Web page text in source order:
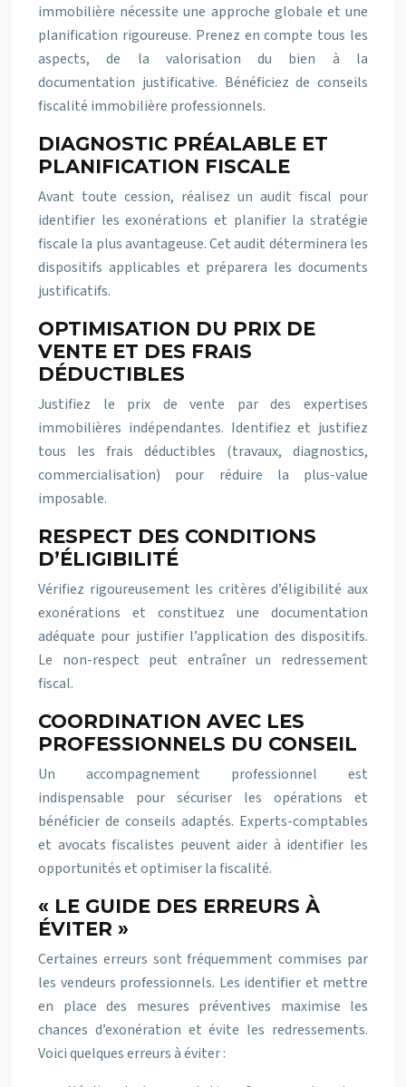
immobilière nécessite une approche globale et une
planification rigoureuse. Prenez en compte tous les
aspects, de la valorisation du bien à la
documentation justificative. Bénéficiez de conseils
fiscalité immobilière professionnels.
DIAGNOSTIC PRÉALABLE ET
PLANIFICATION FISCALE
Avant toute cession, réalisez un audit fiscal pour
identifier les exonérations et planifier la stratégie
fiscale la plus avantageuse. Cet audit déterminera les
dispositifs applicables et préparera les documents
justificatifs.
OPTIMISATION DU PRIX DE
VENTE ET DES FRAIS
DÉDUCTIBLES
Justifiez le prix de vente par des expertises
immobilières indépendantes. Identifiez et justifiez
tous les frais déductibles (travaux, diagnostics,
commercialisation) pour réduire la plus-value
imposable.
RESPECT DES CONDITIONS
D’ÉLIGIBILITÉ
Vérifiez rigoureusement les critères d’éligibilité aux
exonérations et constituez une documentation
adéquate pour justifier l’application des dispositifs.
Le non-respect peut entraîner un redressement
fiscal.
COORDINATION AVEC LES
PROFESSIONNELS DU CONSEIL
Un accompagnement professionnel est
indispensable pour sécuriser les opérations et
bénéficier de conseils adaptés. Experts-comptables
et avocats fiscalistes peuvent aider à identifier les
opportunités et optimiser la fiscalité.
« LE GUIDE DES ERREURS À
ÉVITER »
Certaines erreurs sont fréquemment commises par
les vendeurs professionnels. Les identifier et mettre
en place des mesures préventives maximise les
chances d’exonération et évite les redressements.
Voici quelques erreurs à éviter :